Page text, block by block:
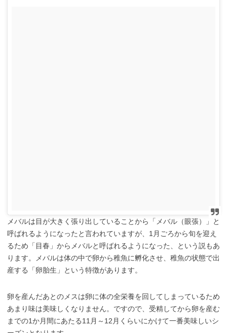
メバルは目が大きく張り出していることから「メバル（眼張）」と
呼ばれるようになったと言われていますが、 1 月ごろから旬を迎え
るため「目春」からメバルと呼ばれるようになった、という説もあ
ります。メバルは体の中で卵から稚魚に孵化させ、稚魚の状態で出
産する「卵胎生」という特徴があります。
卵を産んだあとのメスは卵に体の全栄養を回してしまっているため
あまり味は美味しくなりません。ですので、受精してから卵を産む
までの1か月間にあたる11 月～ 12 月くらいにかけて一番美味しいシ